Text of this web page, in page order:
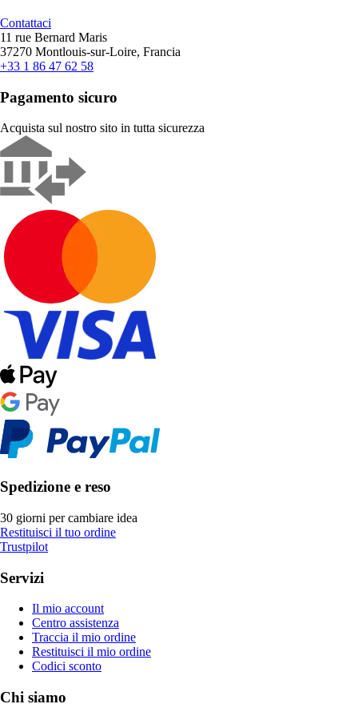
Contattaci
11 rue Bernard Maris
37270 Montlouis-sur-Loire, Francia
+33 1 86 47 62 58
Pagamento sicuro
Acquista sul nostro sito in tutta sicurezza
Spedizione e reso
30 giorni per cambiare idea
Restituisci il tuo ordine
Trustpilot
Servizi
Il mio account
Centro assistenza
Traccia il mio ordine
Restituisci il mio ordine
Codici sconto
Chi siamo